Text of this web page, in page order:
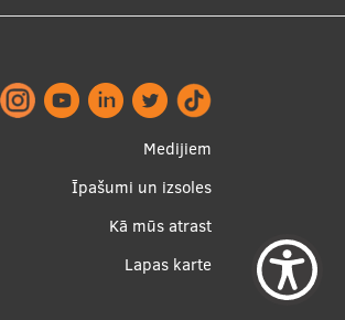
Apakšējā
izvēlne2
Medijiem
Īpašumi un izsoles
Kā mūs atrast
Lapas karte